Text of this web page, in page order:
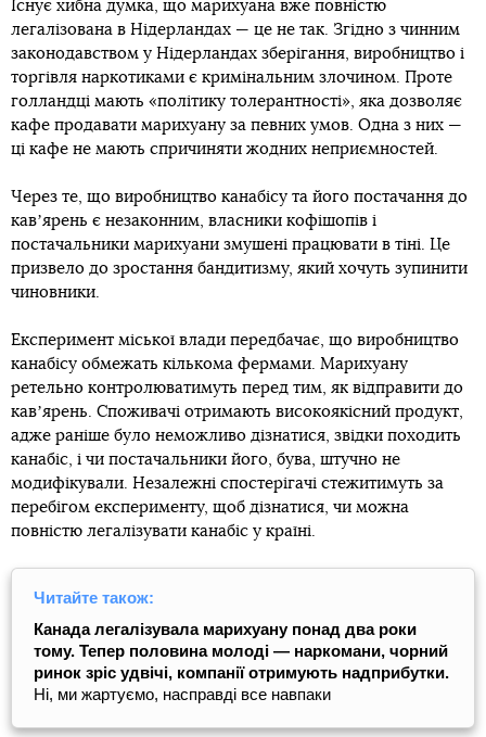
Існує хибна думка, що марихуана вже повністю
легалізована в Нідерландах — це не так. Згідно з чинним
законодавством у Нідерландах зберігання, виробництво і
торгівля наркотиками є кримінальним злочином. Проте
голландці мають «політику толерантності», яка дозволяє
кафе продавати марихуану за певних умов. Одна з них —
ці кафе не мають спричиняти жодних неприємностей.
Через те, що виробництво канабісу та його постачання до
кавʼярень є незаконним, власники кофішопів і
постачальники марихуани змушені працювати в тіні. Це
призвело до зростання бандитизму, який хочуть зупинити
чиновники.
Експеримент міської влади передбачає, що виробництво
канабісу обмежать кількома фермами. Марихуану
ретельно контролюватимуть перед тим, як відправити до
кавʼярень. Споживачі отримають високоякісний продукт,
адже раніше було неможливо дізнатися, звідки походить
канабіс, і чи постачальники його, бува, штучно не
модифікували. Незалежні спостерігачі стежитимуть за
перебігом експерименту, щоб дізнатися, чи можна
повністю легалізувати канабіс у країні.
Читайте також:
Канада легалізувала марихуану понад два роки
тому. Тепер половина молоді — наркомани, чорний
ринок зріс удвічі, компанії отримують надприбутки.
Ні, ми жартуємо, насправді все навпаки